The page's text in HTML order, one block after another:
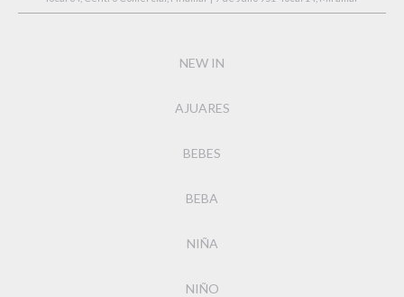
NEW IN
AJUARES
BEBES
BEBA
NIÑA
NIÑO